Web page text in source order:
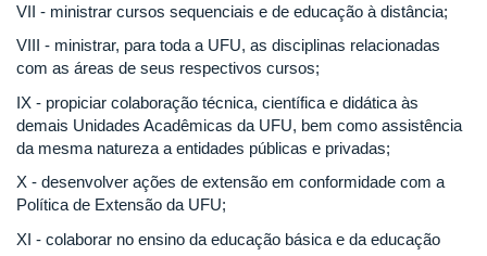
VII - ministrar cursos sequenciais e de educação à distância;
VIII - ministrar, para toda a UFU, as disciplinas relacionadas
com as áreas de seus respectivos cursos;
IX - propiciar colaboração técnica, científica e didática às
demais Unidades Acadêmicas da UFU, bem como assistência
da mesma natureza a entidades públicas e privadas;
X - desenvolver ações de extensão em conformidade com a
Política de Extensão da UFU;
XI - colaborar no ensino da educação básica e da educação